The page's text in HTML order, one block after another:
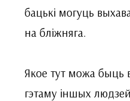
бацькі могуць
на бліжняга.
Якое тут можа быць
гэтаму іншых